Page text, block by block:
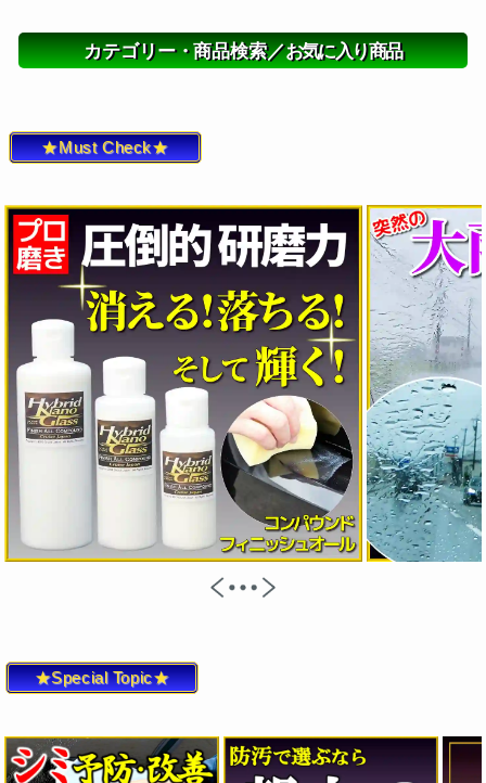
カテゴリー・商品検索／お気に入り商品
★Must Check★
★Special Topic★